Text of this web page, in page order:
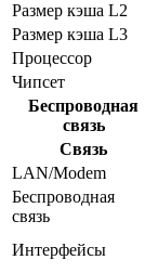
Размер кэша L2
Размер кэша L3
Процессор
Чипсет
Беспроводная
связь
Связь
LAN/Modem
Беспроводная
связь
Интерфейсы